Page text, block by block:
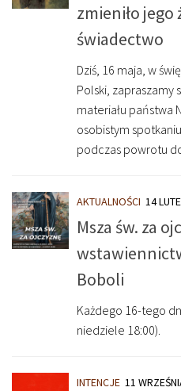
zmieniło jego
świadectwo
Dziś, 16 maja, w
Polski,
materiału państwa
osobistym
podczas powrotu do
AKTUALNOŚCI 14
Msza św. za
Boboli
Każdego 16-tego
niedziele 18:00).
INTENCJE 11